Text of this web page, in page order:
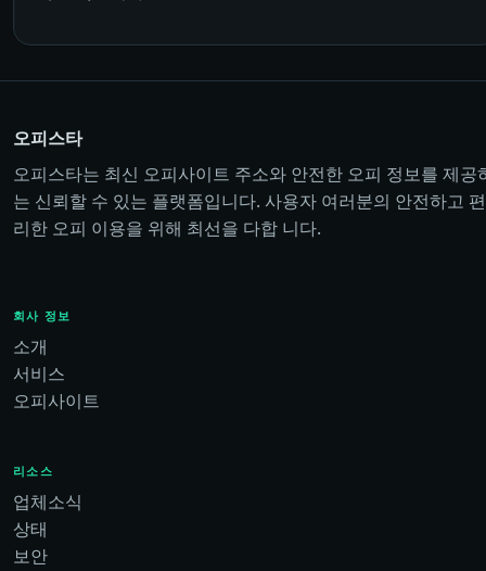
오피스타
오피스타는 최신 오피사이트 주소와 안전한 오피 정보를 제공
는 신뢰할 수 있는 플랫폼입니다. 사용자 여러분의 안전하고 편
리한 오피 이용을 위해 최선을 다합 니다.
회사 정보
소개
서비스
오피사이트
리소스
업체소식
상태
보안